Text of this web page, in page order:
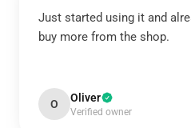
Just started using it and
buy more from the shop.
O Oliver
Verified owner